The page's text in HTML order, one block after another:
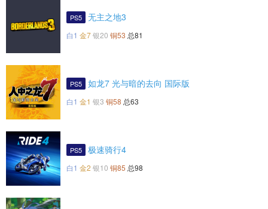
PS5 无主之地3
白1 金7银20 铜53 总81
PS5 如龙7 光与暗的去向 国际版
白1 金1 银3 铜58 总63
PS5 极速骑行4
白1 金2 银10 铜85 总98